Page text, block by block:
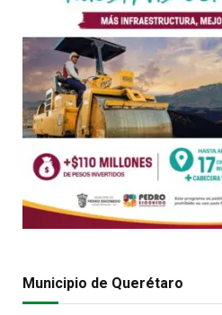
Municipio de Querétaro